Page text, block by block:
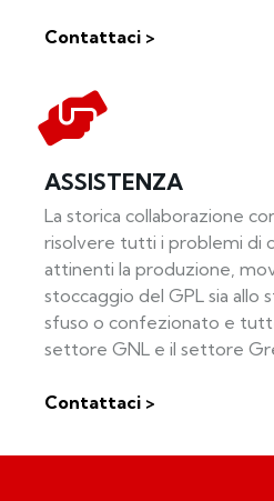
Contattaci >
ASSISTENZA
La storica collaborazione
risolvere tutti i problemi di
attinenti la produzione,
stoccaggio del GPL sia allo
sfuso o confezionato e
settore GNL e il settore
Contattaci >